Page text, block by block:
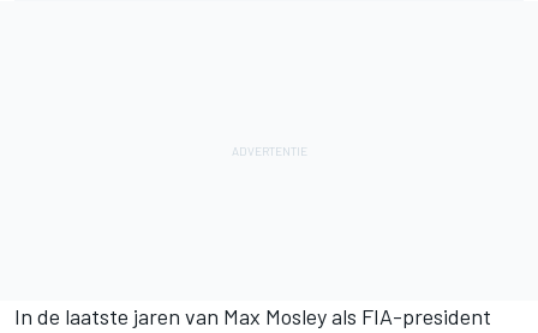
In de laatste jaren van Max Mosley als FIA-president